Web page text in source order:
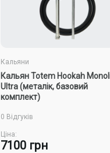
Кальяни
Кальян Totem Hookah
Ultra (металік, базовий
комплект)
0 Відгуків
Ціна:
7100 грн